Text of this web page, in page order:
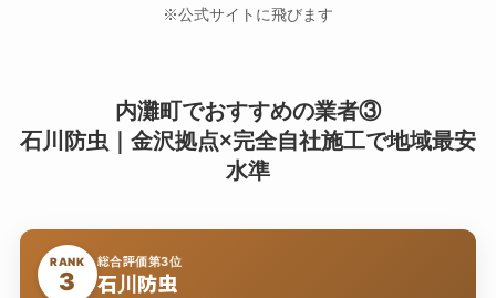
※公式サイトに飛びます
内灘町でおすすめの業者③
石川防虫｜金沢拠点×完全自社施工で地域最安
水準
RANK
3
総合評価第3位
石川防虫